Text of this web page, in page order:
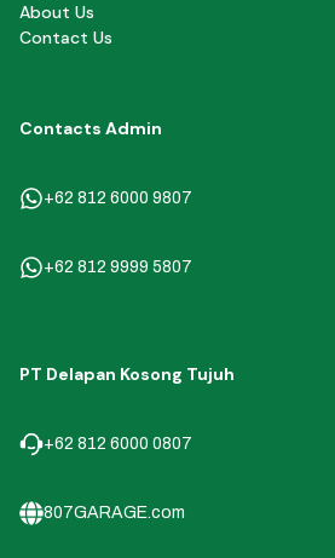
About Us
Contact Us
Contacts Admin
+62 812 6000 9807
+62 812 9999 5807
PT Delapan Kosong Tujuh
+62 812 6000 0807
807GARAGE.com